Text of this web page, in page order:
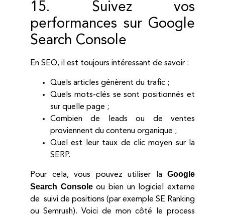
15. Suivez vos
performances sur Google
Search Console
En SEO, il est toujours intéressant de savoir :
Quels articles génèrent du trafic ;
Quels mots-clés se sont positionnés et
sur quelle page ;
Combien de leads ou de ventes
proviennent du contenu organique ;
Quel est leur taux de clic moyen sur la
SERP.
Pour cela, vous pouvez utiliser la Google
Search Consoleou bien un logiciel externe
de suivi de positions (par exemple SE Ranking
ou Semrush). Voici de mon côté le process